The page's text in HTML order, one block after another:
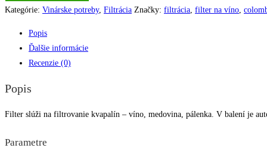
Kategórie: Vinárske potreby, Filtrácia Značky: filtrácia filter na víno
Popis
Ďalšie informácie
Recenzie (0)
Popis
Filter slúži na filtrovanie kvapalín – víno, medovina, pálenka. V balení je
Parametre